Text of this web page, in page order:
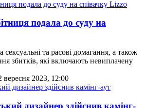
подала до суду на
сексуальні та расові домагання, а також
збитків, які включають невиплачену
вересня 2023, 12:00
дизайнер здійснив камінг-